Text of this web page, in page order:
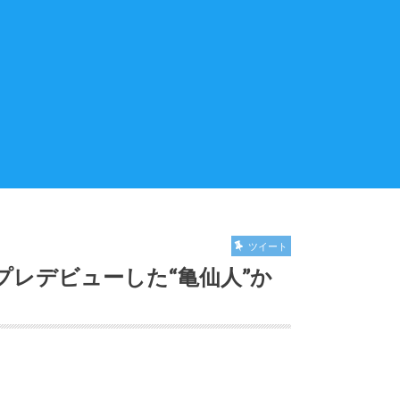
ツイート
デビューした“亀仙人”か